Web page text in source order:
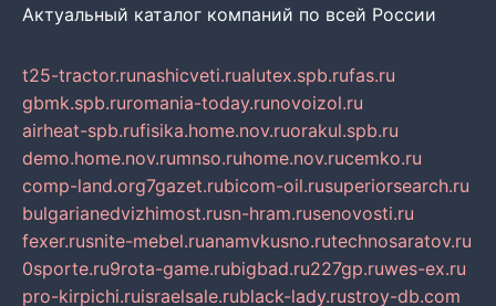
Актуальный каталог компаний по всей России
t25-tractor.runashicveti.rualutex.spb.rufas.ru
gbmk.spb.ruromania-today.runovoizol.ru
airheat-spb.rufisika.home.nov.ruorakul.spb.ru
demo.home.nov.rumnso.ruhome.nov.rucemko.ru
comp-land.org7gazet.rubicom-oil.rusuperiorsearch.ru
bulgarianedvizhimost.rusn-hram.rusenovosti.ru
fexer.rusnite-mebel.ruanamvkusno.rutechnosaratov.ru
0sporte.ru9rota-game.rubigbad.ru227gp.ruwes-ex.ru
pro-kirpichi.ruisraelsale.rublack-lady.rustroy-db.com